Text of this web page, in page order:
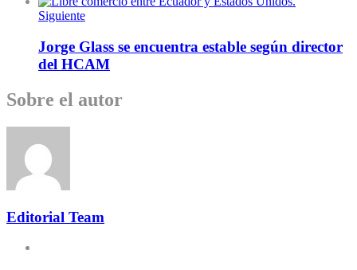
Siguiente
Jorge Glass se encuentra estable según director
del HCAM
Sobre el autor
Editorial Team